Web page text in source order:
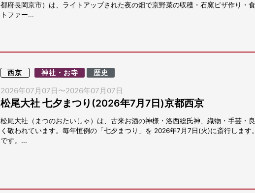
都府長岡京市）は、ライトアップされた夜の畑で京野菜の収穫・石窯ピザ作り・
トファー...
西京 神社・お寺 歴史
2026年07月07日 〜2026年07月07日
松尾大社 七夕まつり(2026年7月7日)京都西京
松尾大社（まつのおたいしゃ）は、古来お酒の神様・洛西総氏神、織物・手芸・
く敬われています。毎年恒例の「七夕まつり」を 2026年7月7日(火)に斎行します
です。...